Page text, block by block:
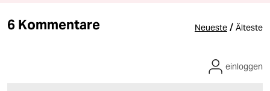
6 Kommentare Neueste / Älteste
einloggen